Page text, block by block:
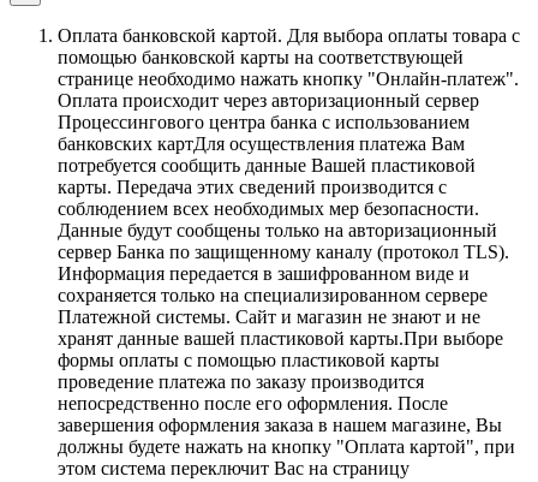
Оплата банковской картой. Для выбора оплаты товара с
помощью банковской карты на соответствующей
странице необходимо нажать кнопку "Онлайн-платеж".
Оплата происходит через авторизационный сервер
Процессингового центра банка с использованием
банковских картДля осуществления платежа Вам
потребуется сообщить данные Вашей пластиковой
карты. Передача этих сведений производится с
соблюдением всех необходимых мер безопасности.
Данные будут сообщены только на авторизационный
сервер Банка по защищенному каналу (протокол TLS).
Информация передается в зашифрованном виде и
сохраняется только на специализированном сервере
Платежной системы. Сайт и магазин не знают и не
хранят данные вашей пластиковой карты.При выборе
формы оплаты с помощью пластиковой карты
проведение платежа по заказу производится
непосредственно после его оформления. После
завершения оформления заказа в нашем магазине, Вы
должны будете нажать на кнопку "Оплата картой", при
этом система переключит Вас на страницу